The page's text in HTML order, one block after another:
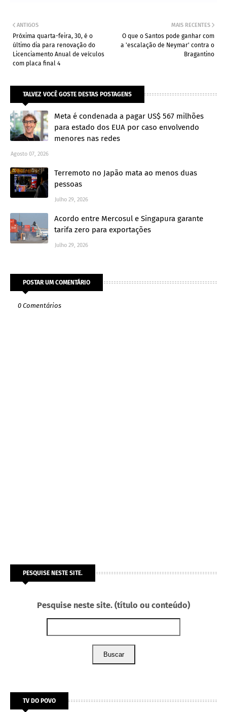
MAIS RECENTES
O que o Santos pode ganhar com
a 'escalação de Neymar' contra o
Bragantino
ANTIGOS
Próxima quarta-feira, 30, é o
último dia para renovação do
Licenciamento Anual de veículos
com placa final 4
TALVEZ VOCÊ GOSTE DESTAS POSTAGENS
Meta é condenada a pagar US$ 567 milhões
para estado dos EUA por caso envolvendo
menores nas redes
Agosto 07, 2026
Terremoto no Japão mata ao menos duas
pessoas
Julho 29, 2026
Acordo entre Mercosul e Singapura garante
tarifa zero para exportações
Julho 29, 2026
POSTAR UM COMENTÁRIO
0 Comentários
PESQUISE NESTE SITE.
Pesquise neste site. (título ou conteúdo)
Buscar
TV DO POVO